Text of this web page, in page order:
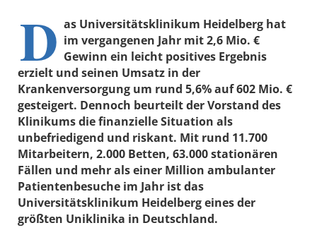
D as Universitätsklinikum Heidelberg hat
im vergangenen Jahr mit 2,6 Mio. €
Gewinn ein leicht positives Ergebnis
erzielt und seinen Umsatz in der
Krankenversorgung um rund 5,6% auf 602 Mio. €
gesteigert. Dennoch beurteilt der Vorstand des
Klinikums die finanzielle Situation als
unbefriedigend und riskant. Mit rund 11.700
Mitarbeitern, 2.000 Betten, 63.000 stationären
Fällen und mehr als einer Million ambulanter
Patientenbesuche im Jahr ist das
Universitätsklinikum Heidelberg eines der
größten Uniklinika in Deutschland.